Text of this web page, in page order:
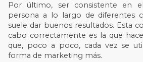
Por último, ser consistente en
persona a lo largo de diferentes
suele dar buenos resultados. Esta
cabo correctamente es la que
que, poco a poco, cada vez se
forma de marketing más.